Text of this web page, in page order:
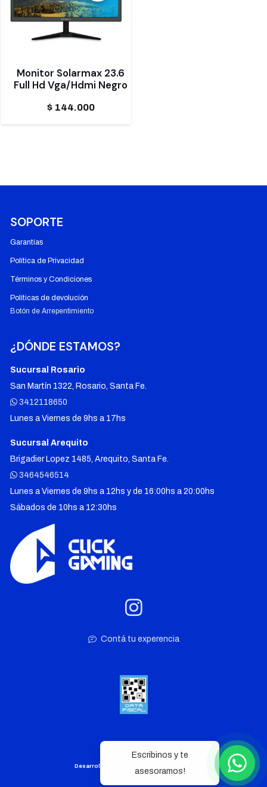
Monitor Solarmax 23.6
Full Hd Vga/Hdmi Negro
$144.000
SOPORTE
Garantías
Política de Privacidad
Términos y Condiciones
Políticas de devolución
Botón de Arrepentimiento
¿DÓNDE ESTAMOS?
Sucursal Rosario
San Martín 1322, Rosario, Santa Fe.
3412118650
Lunes a Viernes de 9hs a 17hs
Sucursal Arequito
Brigadier Lopez 1485, Arequito, Santa Fe.
3464546514
Lunes a Viernes de 9hs a 12hs y de 16:00hs a 20:00hs
Sábados de 10hs a 12:30hs
Contá tu experencia
Desarrollo web por
Escribinos y te
asesoramos!